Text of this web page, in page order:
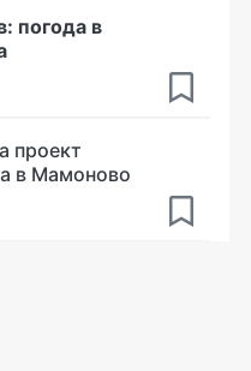
погода в
проект
в Мамоново